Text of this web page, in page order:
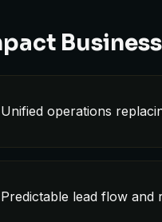
Business
Unified operations
Predictable lead flow and